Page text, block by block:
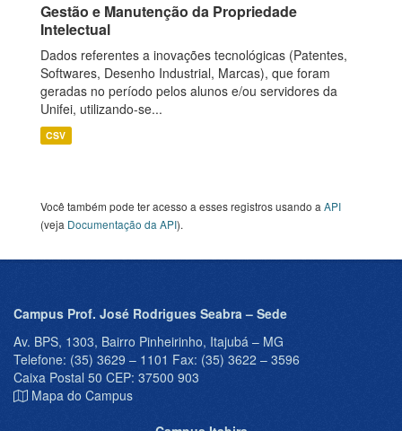
Gestão e Manutenção da Propriedade
Intelectual
Dados referentes a inovações tecnológicas (Patentes,
Softwares, Desenho Industrial, Marcas), que foram
geradas no período pelos alunos e/ou servidores da
Unifei, utilizando-se...
CSV
Você também pode ter acesso a esses registros usando a API
(veja Documentação da API).
Campus Prof. José Rodrigues Seabra – Sede
Av. BPS, 1303, Bairro Pinheirinho, Itajubá – MG
Telefone: (35) 3629 – 1101 Fax: (35) 3622 – 3596
Caixa Postal 50 CEP: 37500 903
Mapa do Campus